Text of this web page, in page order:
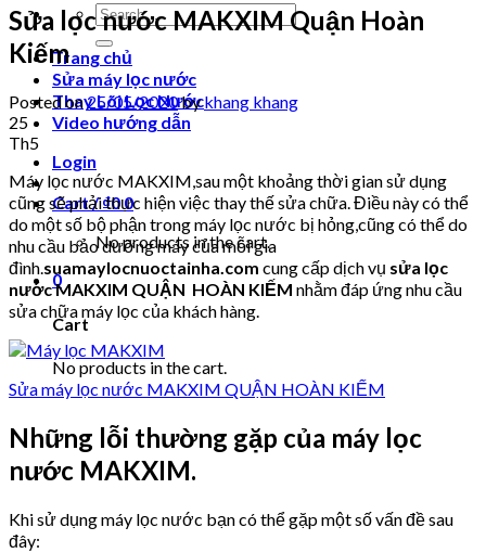
Search
for:
Trang chủ
Sửa máy lọc nước
Thay Lõi Lọc Nước
Video hướng dẫn
Login
Cart /₫00
No products in the cart.
0
Cart
No products in the cart.
Sửa lọc nước MAKXIM Quận Hoàn
Kiếm
Posted on25/05/2020bykhang khang
25
Th5
Máy lọc nước MAKXIM,sau một khoảng thời gian sử dụng
cũng sẽ phải thực hiện việc thay thế sửa chữa. Điều này có thể
do một số bộ phận trong máy lọc nước bị hỏng,cũng có thể do
nhu cầu bảo dưỡng máy của mỗi gia
đình.suamaylocnuoctainha.com cung cấp dịch vụ sửa lọc
nước MAKXIM QUẬN HOÀN KIẾM nhằm đáp ứng nhu cầu
sửa chữa máy lọc của khách hàng.
Sửa máy lọc nước MAKXIM QUẬN HOÀN KIẾM
Những lỗi thường gặp của máy lọc
nước MAKXIM.
Khi sử dụng máy lọc nước bạn có thể gặp một số vấn đề sau
đây: